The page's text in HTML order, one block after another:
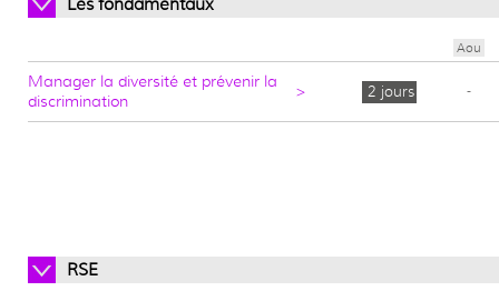
Les fondamentaux
Aou
Manager la diversité et prévenir la
discrimination
> 2 jours -
RSE